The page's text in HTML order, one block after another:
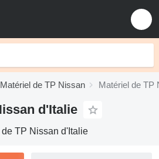
Matériel de TP Nissan Matériel de TP
d'Italie
de TP Nissan d'Italie